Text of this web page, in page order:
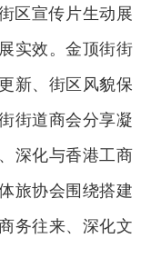
区宣传片生动展
实效。金顶街街
新、街区风貌保
街道商会分享凝
深化与香港工商
旅协会围绕搭建
务往来、深化文